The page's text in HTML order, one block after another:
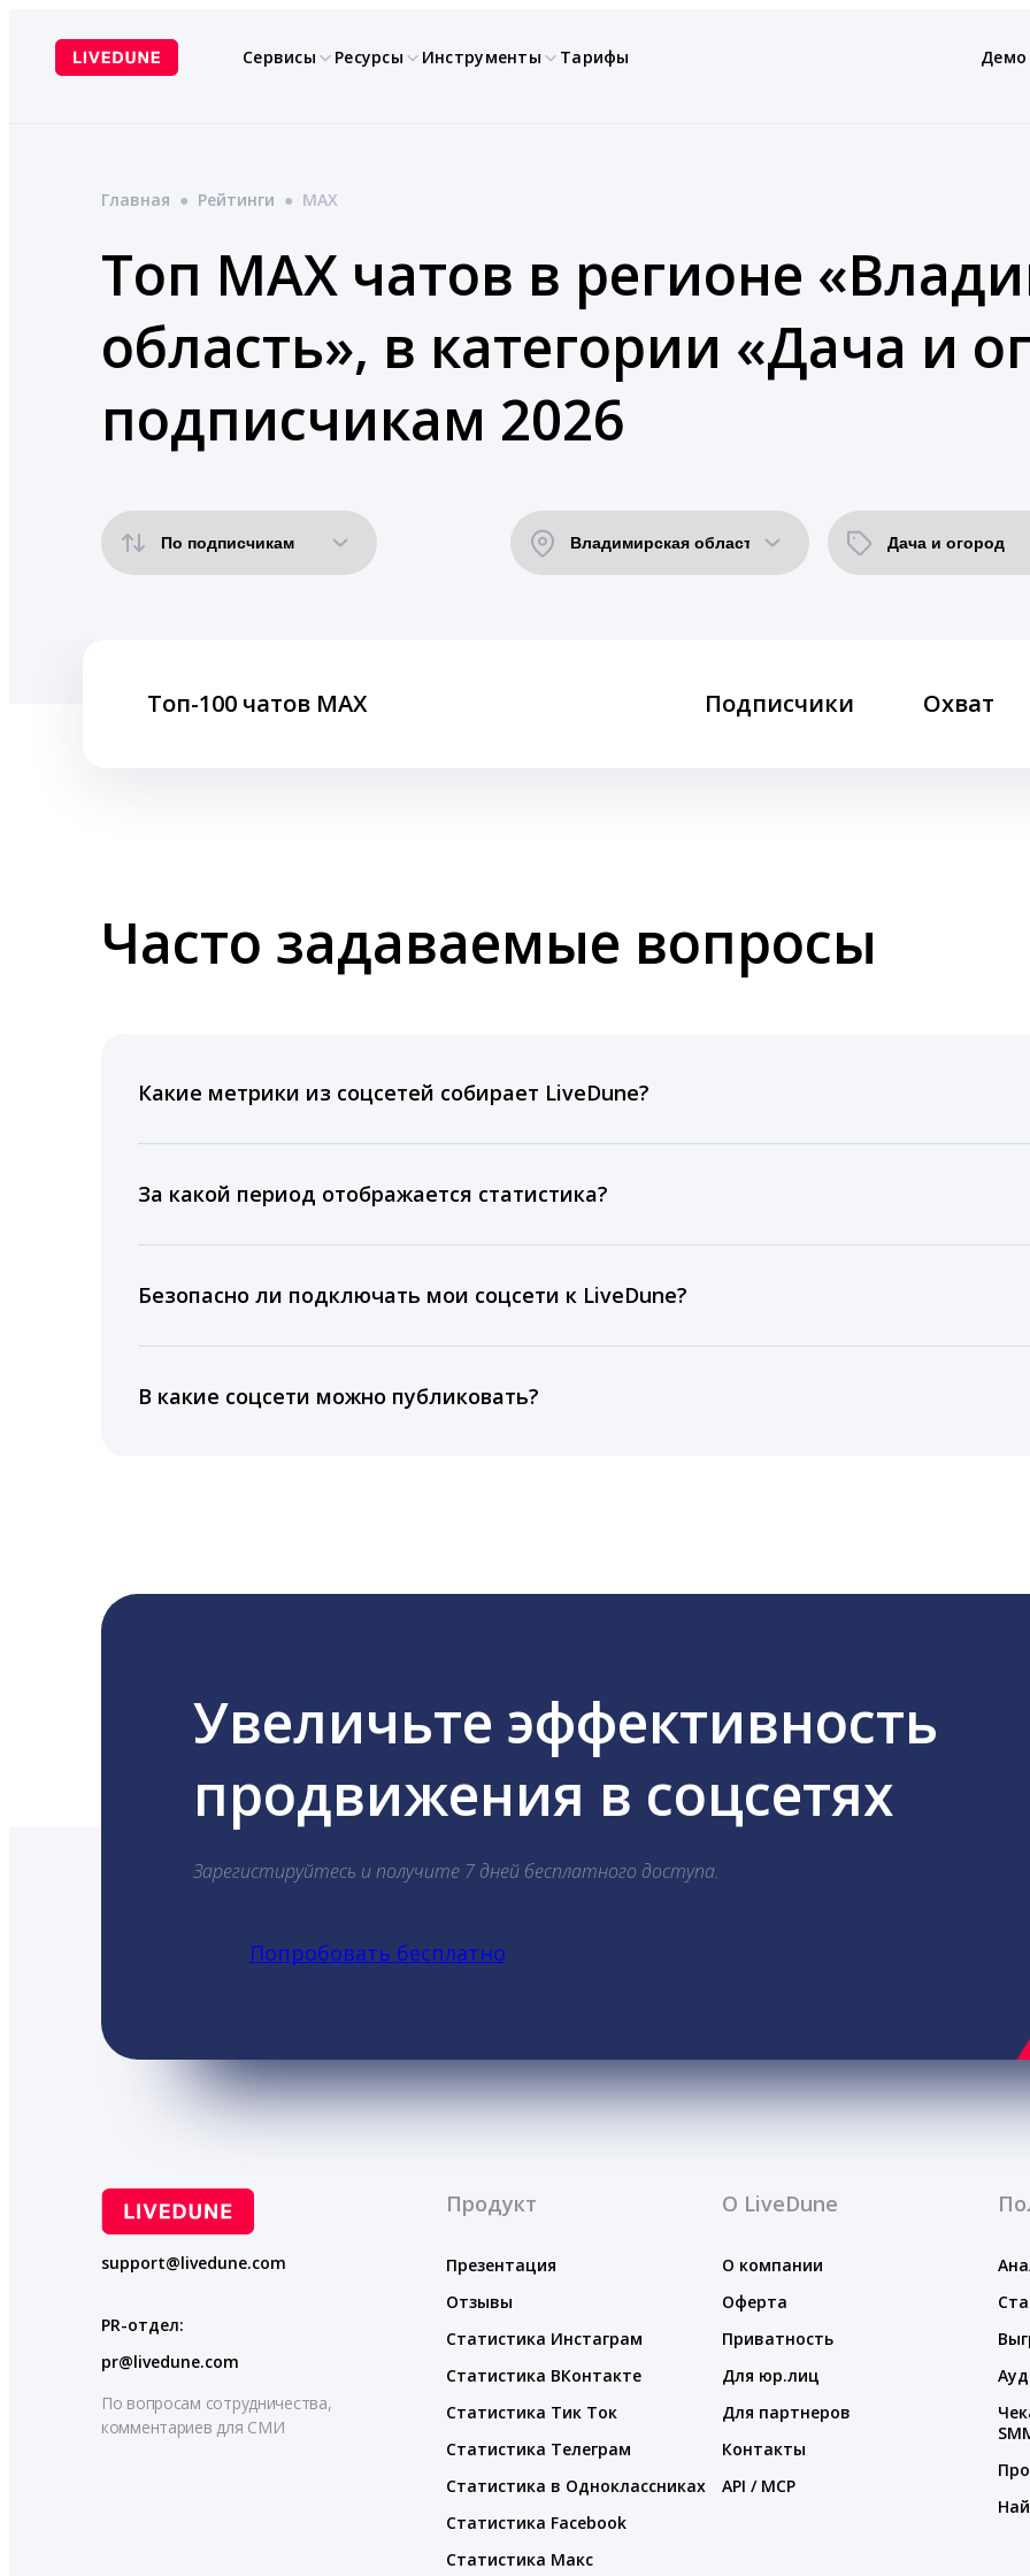
содержимому
Сервисы Ресурсы Инструменты Тарифы Демо
Главная ● Рейтинги ● MAX
Топ MAX чатов в регионе
область», в категории «Дача и
подписчикам 2026
Топ-100 чатов MAX Подписчики Охват
Часто задаваемые вопросы
Какие метрики из соцсетей собирает LiveDune?
время для публикации, показываем лучшие посты и присылаем автоматические отчеты с
За какой период отображается статистика?
подключении тарифа Блогер. При оплате тарифа Бизнес отображаются сведения за 3 года, а
5 лет.
Безопасно ли подключать мои соцсети к LiveDune?
информацию третьим лицам.
В какие соцсети можно публиковать?
Увеличьте эффективность
продвижения в соцсетях
Зарегистируйтесь и получите 7 дней бесплатного доступа.
Попробовать бесплатно
support@livedune.com
PR-отдел:
pr@livedune.com
По вопросам сотрудничества,
комментариев для СМИ
Продукт
Презентация
Отзывы
Статистика Инстаграм
Статистика ВКонтакте
Статистика Тик Ток
Статистика Телеграм
Статистика в Одноклассниках
Статистика Facebook
Статистика Макс
О LiveDune
О компании
Оферта
Приватность
Для юр.лиц
Для партнеров
Контакты
API / MCP